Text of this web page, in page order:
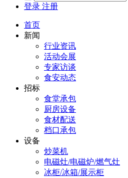
登录 注册
首页
新闻
行业资讯
活动会展
专家访谈
食安动态
招标
食堂承包
厨房设备
食材配送
档口承包
设备
炒菜机
电磁灶/电磁炉/燃气灶
冰柜/冰箱/展示柜